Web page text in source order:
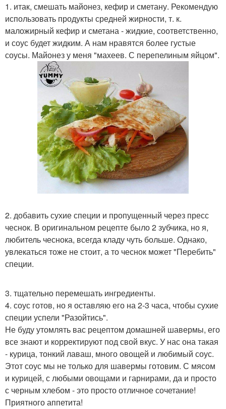
1. итак, смешать майонез, кефир и сметану. Рекомендую
использовать продукты средней жирности, т. к.
маложирный кефир и сметана - жидкие, соответственно,
и соус будет жидким. А нам нравятся более густые
соусы. Майонез у меня "махеев. С перепелиным яйцом".
2. добавить сухие специи и пропущенный через пресс
чеснок. В оригинальном рецепте было 2 зубчика, но я,
любитель чеснока, всегда кладу чуть больше. Однако,
увлекаться тоже не стоит, а то чеснок может "Перебить"
специи.
3. тщательно перемешать ингредиенты.
4. соус готов, но я оставляю его на 2-3 часа, чтобы сухие
специи успели "Разойтись".
Не буду утомлять вас рецептом домашней шавермы, его
все знают и корректируют под свой вкус. У нас она такая
- курица, тонкий лаваш, много овощей и любимый соус.
Этот соус мы не только для шавермы готовим. С мясом
и курицей, с любыми овощами и гарнирами, да и просто
с черным хлебом - это просто отличное сочетание!
Приятного аппетита!